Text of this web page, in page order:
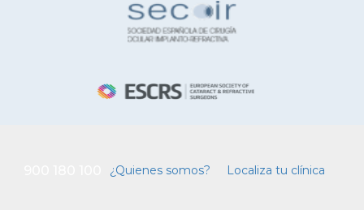
¿Quienes somos? Localiza tu clínica